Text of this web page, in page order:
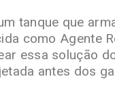
tanque que
como Agente
essa solução
antes dos